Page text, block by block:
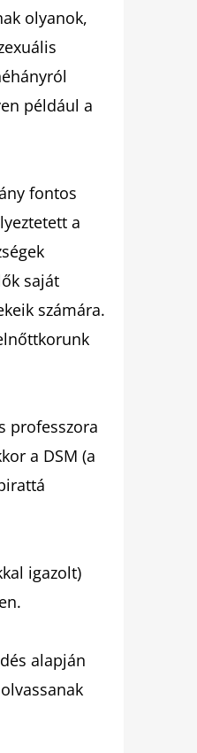
olyanok,
például a
fontos
a
saját
számára.
professzora
a DSM (a
igazolt)
alapján